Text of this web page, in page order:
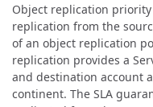
Object replication
replication from the
of an object replication
replication provides a
and destination account
continent. The SLA